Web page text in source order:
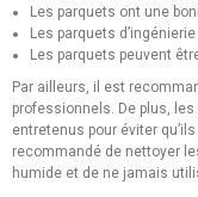
Les parquets ont une
Les parquets
Les parquets peuvent
Par ailleurs, il est
professionnels. De plus,
entretenus pour éviter
recommandé de nettoyer
humide et de ne jamais